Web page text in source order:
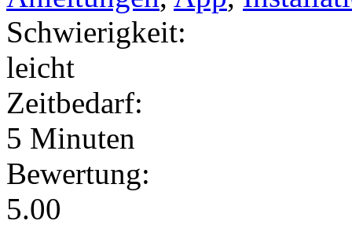
Schwierigkeit:
leicht
Zeitbedarf:
5 Minuten
Bewertung:
5.00